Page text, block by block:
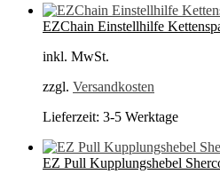
EZChain Einstellhilfe
inkl. MwSt.
zzgl. Versandkosten
Lieferzeit: 3-5 Werktage
EZ Pull Kupplungshebel